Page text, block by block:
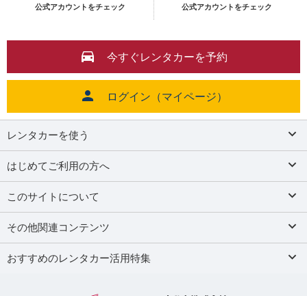
公式アカウントをチェック
公式アカウントをチェック
今すぐレンタカーを予約
ログイン（マイページ）
レンタカーを使う
はじめてご利用の方へ
このサイトについて
その他関連コンテンツ
おすすめのレンタカー活用特集